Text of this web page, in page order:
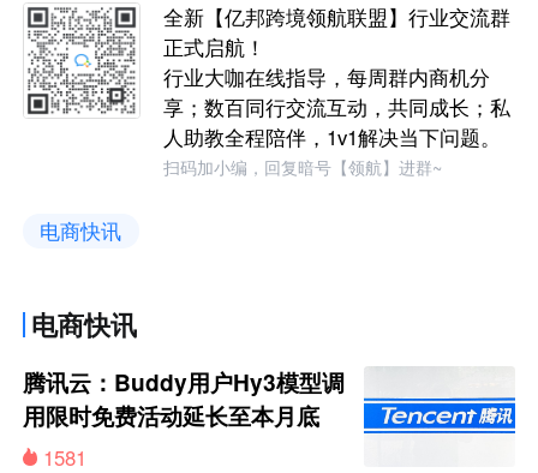
全新【亿邦跨境领航联盟】行业交流群
正式启航！
行业大咖在线指导，每周群内商机分
享；数百同行交流互动，共同成长；私
人助教全程陪伴，1v1解决当下问题。
扫码加小编，回复暗号【领航】进群~
电商快讯
电商快讯
腾讯云：Buddy用户Hy3模型调
用限时免费活动延长至本月底
1581